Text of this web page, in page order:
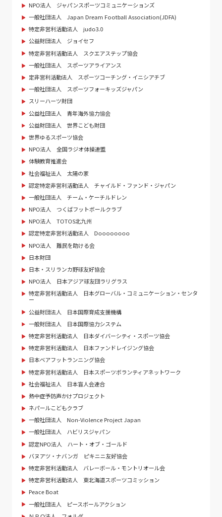
NPO法人 ジャパンスポーツコミュニケーションズ
一般社団法人 Japan Dream Football Association(JDFA)
特定非営利活動法人 judo3.0
公益財団法人 ジョイセフ
特定非営利活動法人 スクエアステップ協会
一般社団法人 スポーツアライアンス
定非営利活動法人 スポーツコーチング・イニシアチブ
一般社団法人 スポーツフォーキッズジャパン
スリーハーツ財団
公益社団法人 青年海外協力協会
公益財団法人 世界こども財団
世界ゆるスポーツ協会
NPO法人 全国ラジオ体操連盟
体験教育推進会
社会福祉法人 太陽の家
認定特定非営利活動法人 チャイルド・ファンド・ジャパン
一般社団法人 チーム・ケーチルドレン
NPO法人 つくばフットボールクラブ
NPO法人 TOTOS北九州
認定特定非営利活動法人 Doooooooo
NPO法人 難民を助ける会
日本財団
日本・スリランカ野球友好協会
NPO法人 日本アジア球友団ラリグラス
特定非営利活動法人 日本グローバル・コミュニケーション・センタ
ー
公益財団法人 日本国際育成支援機構
一般財団法人 日本国際協力システム
特定非営利活動法人 日本ダイバーシティ・スポーツ協会
特定非営利活動法人 日本ファンドレイジング協会
日本ベアフットランニング協会
特定非営利活動法人 日本スポーツボランティアネットワーク
社会福祉法人 日本盲人会連合
熱中症予防声かけプロジェクト
ネパールこどもクラブ
一般社団法人 Non-Violence Project Japan
一般社団法人 ハビリスジャパン
認定NPO法人 ハート・オブ・ゴールド
バヌアツ・ナバンガ ピキニニ友好協会
特定非営利活動法人 バレーボール・モントリオール会
特定非営利活動法人 東北海道スポーツコミッション
Peace Boat
一般社団法人 ピースボールアクション